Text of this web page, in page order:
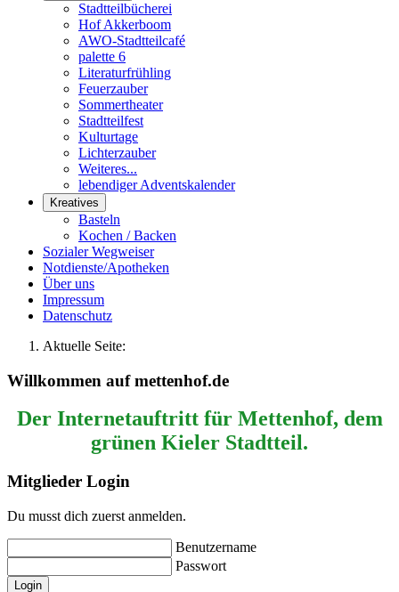
Stadtteilbücherei
Hof Akkerboom
AWO-Stadtteilcafé
palette 6
Literaturfrühling
Feuerzauber
Sommertheater
Stadtteilfest
Kulturtage
Lichterzauber
Weiteres...
lebendiger Adventskalender
Kreatives
Basteln
Kochen / Backen
Sozialer Wegweiser
Notdienste/Apotheken
Über uns
Impressum
Datenschutz
Aktuelle Seite:
Willkommen auf mettenhof.de
Der Internetauftritt für Mettenhof, dem
grünen Kieler Stadtteil.
Mitglieder Login
Du musst dich zuerst anmelden.
Benutzername
Passwort
Login